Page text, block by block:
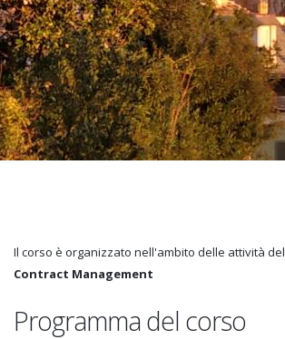
Il corso è organizzato nell'ambito delle attività del
Contract Management
Programma del corso